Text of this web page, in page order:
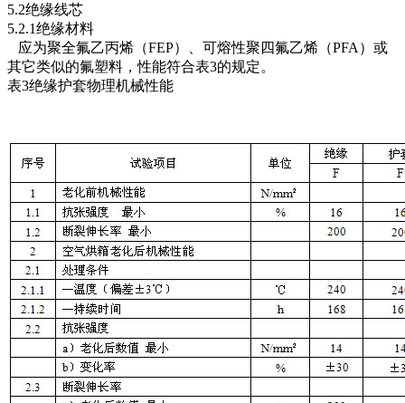
5.2绝缘线芯
5.2.1绝缘材料
应为聚全氟乙丙烯（FEP）、可熔性聚四氟乙烯（PFA）或
其它类似的氟塑料，性能符合表3的规定。
表3绝缘护套物理机械性能